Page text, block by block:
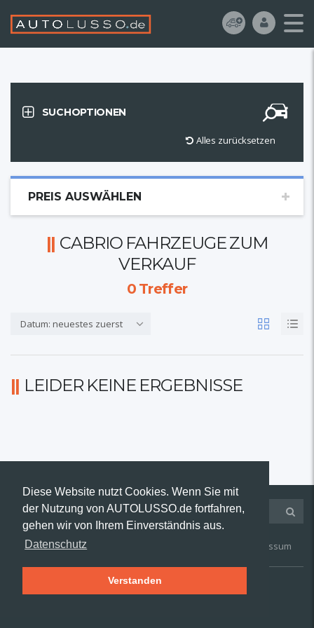
Diese Website nutzt Cookies. Wenn Sie mit
der Nutzung von AUTOLUSSO.de fortfahren,
gehen wir von Ihrem Einverständnis aus.
Datenschutz
Verstanden
SUCHOPTIONEN
Alles zurücksetzen
PREIS AUSWÄHLEN
CABRIO FAHRZEUGE ZUM
VERKAUF
0Treffer
Datum: neuestes zuerst
LEIDER KEINE ERGEBNISSE
Kontakt AGB Impressum
© 2019 AUTOLUSSO.de | Alle Rechte vorbehalten.